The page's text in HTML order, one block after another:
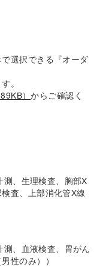
選択できる『オーダ
。
）からご確認く
、生理検査、胸部X
査、上部消化管X線
、血液検査、胃がん
性のみ））